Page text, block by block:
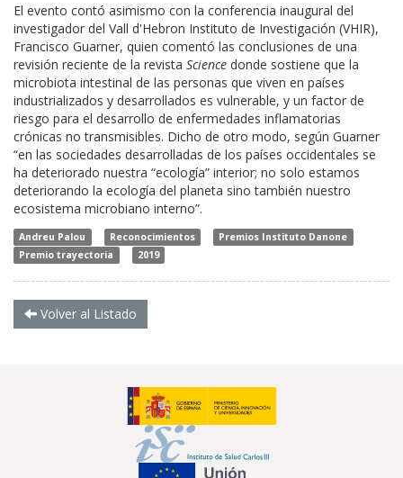
El evento contó asimismo con la conferencia inaugural del
investigador del Vall d'Hebron Instituto de Investigación (VHIR),
Francisco Guarner, quien comentó las conclusiones de una
revisión reciente de la revista Science donde sostiene que la
microbiota intestinal de las personas que viven en países
industrializados y desarrollados es vulnerable, y un factor de
riesgo para el desarrollo de enfermedades inflamatorias
crónicas no transmisibles. Dicho de otro modo, según Guarner
“en las sociedades desarrolladas de los países occidentales se
ha deteriorado nuestra “ecología” interior; no solo estamos
deteriorando la ecología del planeta sino también nuestro
ecosistema microbiano interno”.
Andreu Palou Reconocimientos
Premios Instituto Danone
Premio trayectoria
2019
Volver al Listado